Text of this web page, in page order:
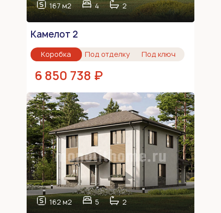
167 м2 4 2
Камелот 2
Коробка Под отделку Под ключ
6 850 738 ₽
162 м2 5 2